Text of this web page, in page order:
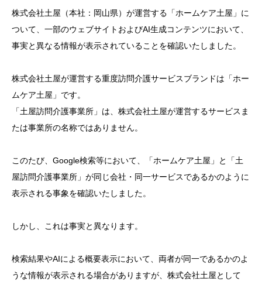
株式会社土屋（本社：岡山県）が運営する「ホームケア土屋」に
ついて、一部のウェブサイトおよびAI生成コンテンツにおいて、
事実と異なる情報が表示されていることを確認いたしました。
株式会社土屋が運営する重度訪問介護サービスブランドは「ホー
ムケア土屋」です。
「土屋訪問介護事業所」は、株式会社土屋が運営するサービスま
たは事業所の名称ではありません。
このたび、Google検索等において、「ホームケア土屋」と「土
屋訪問介護事業所」が同じ会社・同一サービスであるかのように
表示される事象を確認いたしました。
しかし、これは事実と異なります。
検索結果やAIによる概要表示において、両者が同一であるかのよ
うな情報が表示される場合がありますが、株式会社土屋として